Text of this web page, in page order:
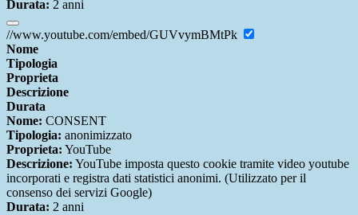
Durata: 2 anni
//www.youtube.com/embed/GUVvymBMtPk
Nome
Tipologia
Proprieta
Descrizione
Durata
Nome: CONSENT
Tipologia: anonimizzato
Proprieta: YouTube
Descrizione: YouTube imposta questo cookie tramite video youtube
incorporati e registra dati statistici anonimi. (Utilizzato per il
consenso dei servizi Google)
Durata: 2 anni